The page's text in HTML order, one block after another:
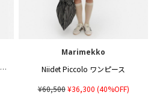
【一部店舗・オンラインストア限定】Osittain Piccolo ワンピース
Marimekko
Niidet Piccolo ワンピース
¥60,500¥36,300 (40%OFF)